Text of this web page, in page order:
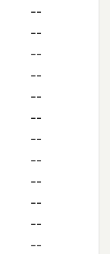
--
--
--
--
--
--
--
--
--
--
--
--